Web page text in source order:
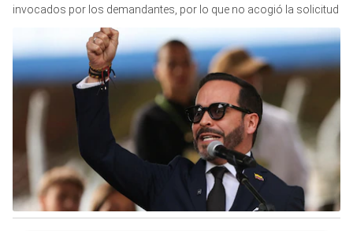
invocados por los demandantes, por lo que no acogió la solicitud